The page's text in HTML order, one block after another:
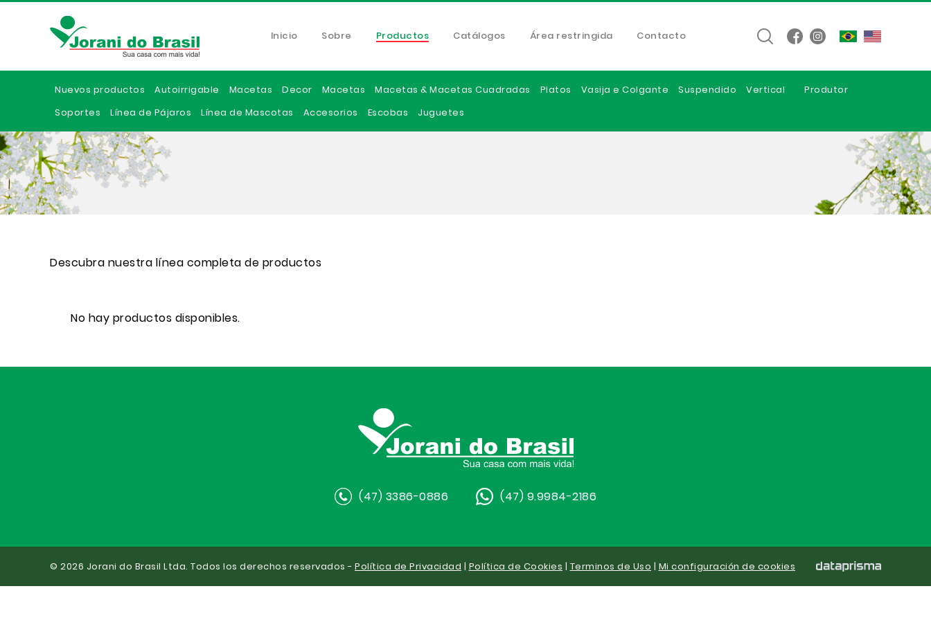
Inicio Sobre Productos Catálogos Área restringida Contacto
Nuevos productos Autoirrigable Macetas Decor Macetas Macetas & Macetas Cuadradas Platos Vasija e Colgante Suspendido Vertical
Produtor
Soportes
Línea de Pájaros Línea de Mascotas Accesorios Escobas Juguetes
Descubra nuestra línea completa de productos
No hay productos disponibles.
(47) 3386-0886 (47) 9.9984-2186
© 2026 Jorani do Brasil Ltda. Todos los derechos reservados - Política de Privacidad | Política de Cookies | Terminos de Uso | Mi configuración de cookies